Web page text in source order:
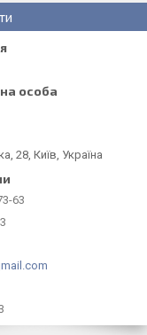
28, Київ, Україна
63